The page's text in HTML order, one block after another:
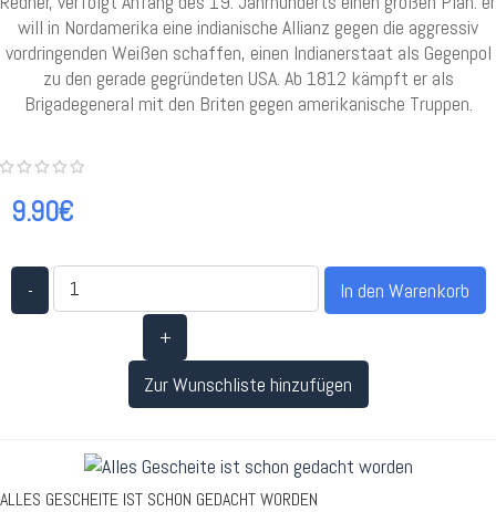
will in Nordamerika eine indianische Allianz gegen die aggressiv
vordringenden Weißen schaffen, einen Indianerstaat als Gegenpol
zu den gerade gegründeten USA. Ab 1812 kämpft er als
Brigadegeneral mit den Briten gegen amerikanische Truppen.
9.90€
-
+
Zur Wunschliste hinzufügen
ALLES GESCHEITE IST SCHON GEDACHT WORDEN